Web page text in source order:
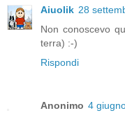
Aiuolik 28
Non conoscevo
terra) :-)
Rispondi
Anonimo 4